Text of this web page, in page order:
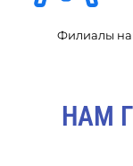
Филиалы
НАМ